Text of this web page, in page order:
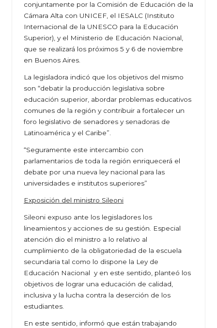
conjuntamente por la Comisión de Educación de la
Cámara Alta con UNICEF, el IESALC (Instituto
Internacional de la UNESCO para la Educación
Superior), y el Ministerio de Educación Nacional,
que se realizará los próximos 5 y 6 de noviembre
en Buenos Aires.
La legisladora indicó que los objetivos del mismo
son “debatir la producción legislativa sobre
educación superior, abordar problemas educativos
comunes de la región y contribuir a fortalecer un
foro legislativo de senadores y senadoras de
Latinoamérica y el Caribe”.
“Seguramente este intercambio con
parlamentarios de toda la región enriquecerá el
debate por una nueva ley nacional para las
universidades e institutos superiores”
Exposición del ministro Sileoni
Sileoni expuso ante los legisladores los
lineamientos y acciones de su gestión. Especial
atención dio el ministro a lo relativo al
cumplimiento de la obligatoriedad de la escuela
secundaria tal como lo dispone la Ley de
Educación Nacional y en este sentido, planteó los
objetivos de lograr una educación de calidad,
inclusiva y la lucha contra la deserción de los
estudiantes.
En este sentido, informó que están trabajando